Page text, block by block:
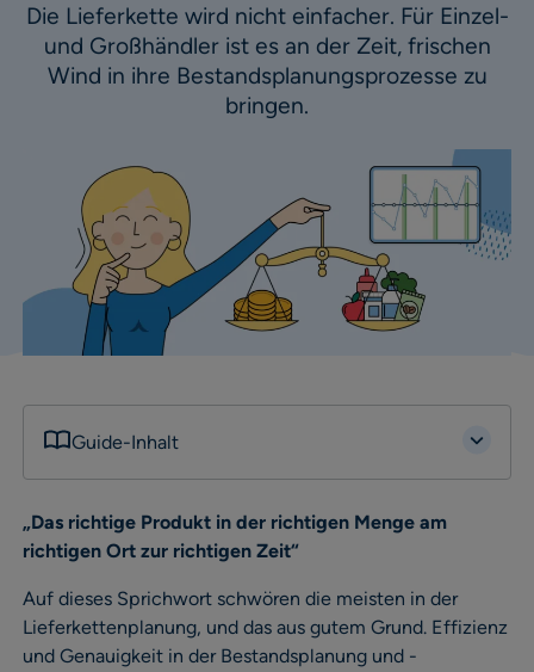
Die Lieferkette wird nicht einfacher. Für Einzel-
und Großhändler ist es an der Zeit, frischen
Wind in ihre Bestandsplanungsprozesse zu
bringen.
Guide-Inhalt
„Das richtige Produkt in der richtigen Menge am
richtigen Ort zur richtigen Zeit“
Auf dieses Sprichwort schwören die meisten in der
Lieferkettenplanung, und das aus gutem Grund. Effizienz
und Genauigkeit in der Bestandsplanung und -